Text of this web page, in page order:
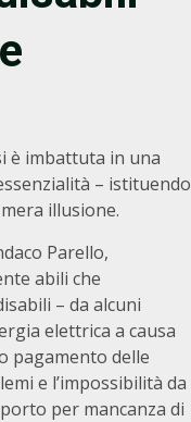
è imbattuta in una
– istituendo
illusione.
Parello,
abili che
– da alcuni
elettrica a causa
pagamento delle
e l’impossibilità da
per mancanza di